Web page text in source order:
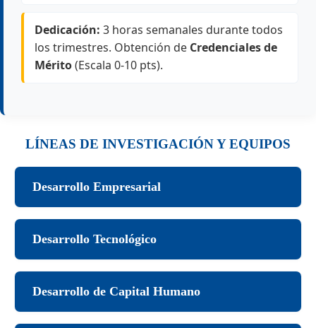
Dedicación: 3 horas semanales durante todos
los trimestres. Obtención de Credenciales de
Mérito(Escala 0-10 pts).
LÍNEAS DE INVESTIGACIÓN Y EQUIPOS
Desarrollo Empresarial
Desarrollo Tecnológico
Desarrollo de Capital Humano